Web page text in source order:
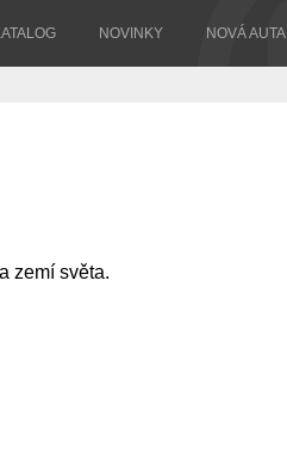
NOVINKY NOVÁ AUTA
zemí světa.